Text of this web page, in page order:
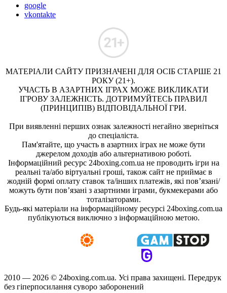
google
vkontakte
МАТЕРІАЛИ САЙТУ ПРИЗНАЧЕНІ ДЛЯ ОСІБ СТАРШЕ 21
РОКУ (21+).
УЧАСТЬ В АЗАРТНИХ ІГРАХ МОЖЕ ВИКЛИКАТИ
ІГРОВУ ЗАЛЕЖНІСТЬ. ДОТРИМУЙТЕСЬ ПРАВИЛ
(ПРИНЦИПІВ) ВІДПОВІДАЛЬНОЇ ГРИ.
При виявленні перших ознак залежності негайно зверніться
до спеціаліста.
Пам'ятайте, що участь в азартних іграх не може бути
джерелом доходів або альтернативою роботі.
Інформаційний ресурс 24boxing.com.ua не проводить ігри на
реальні та/або віртуальні гроші, також сайт не приймає в
жодній формі оплату ставок та/інших платежів, які пов’язані/
можуть бути пов’язані з азартними іграми, букмекерами або
тоталізаторами.
Будь-які матеріали на інформаційному ресурсі 24boxing.com.ua
публікуються виключно з інформаційною метою.
2010 — 2026 © 24boxing.com.ua. Усi права захищенi. Передрук
без гіперпосилання суворо заборонений